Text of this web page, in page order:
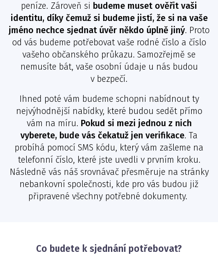
peníze. Zároveň si budeme muset ověřit vaši
identitu, díky čemuž si budeme jistí, že si na vaše
jméno nechce sjednat úvěr někdo úplně jiný. Proto
od vás budeme potřebovat vaše rodné číslo a číslo
vašeho občanského průkazu. Samozřejmě se
nemusíte bát, vaše osobní údaje u nás budou
v bezpečí.
Ihned poté vám budeme schopni nabídnout ty
nejvýhodnější nabídky, které budou sedět přímo
vám na míru. Pokud si mezi jednou z nich
vyberete, bude vás čekatuž jen verifikace. Ta
probíhá pomocí SMS kódu, který vám zašleme na
telefonní číslo, které jste uvedli v prvním kroku.
Následně vás náš srovnávač přesměruje na stránky
nebankovní společnosti, kde pro vás budou již
připravené všechny potřebné dokumenty.
Co budete k sjednání potřebovat?